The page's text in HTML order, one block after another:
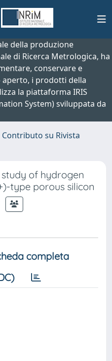
della produzione
di Ricerca Metrologica, ha
conservare e
aperto, i prodotti della
la piattaforma IRIS
System) sviluppata da
Contributo su Rivista
of hydrogen
type porous silicon
completa